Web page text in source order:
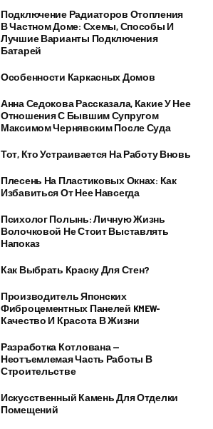
Подключение Радиаторов Отопления
В Частном Доме: Схемы, Способы И
Лучшие Варианты Подключения
Батарей
Особенности Каркасных Домов
Анна Седокова Рассказала, Какие У Нее
Отношения С Бывшим Супругом
Максимом Чернявским После Суда
Тот, Кто Устраивается На Работу Вновь
Плесень На Пластиковых Окнах: Как
Избавиться От Нее Навсегда
Психолог Полынь: Личную Жизнь
Волочковой Не Стоит Выставлять
Напоказ
Как Выбрать Краску Для Стен?
Производитель Японских
Фиброцементных Панелей KMEW-
Качество И Красота В Жизни
Разработка Котлована —
Неотъемлемая Часть Работы В
Строительстве
Искусственный Камень Для Отделки
Помещений